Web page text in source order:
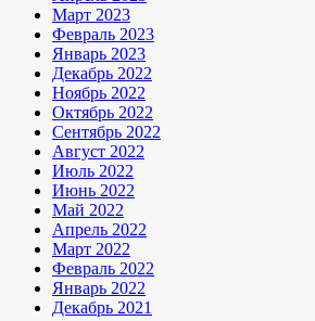
Март 2023
Февраль 2023
Январь 2023
Декабрь 2022
Ноябрь 2022
Октябрь 2022
Сентябрь 2022
Август 2022
Июль 2022
Июнь 2022
Май 2022
Апрель 2022
Март 2022
Февраль 2022
Январь 2022
Декабрь 2021